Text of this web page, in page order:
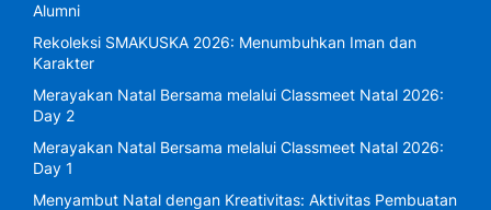
Alumni
Rekoleksi SMAKUSKA 2026: Menumbuhkan Iman dan
Karakter
Merayakan Natal Bersama melalui Classmeet Natal 2026:
Day 2
Merayakan Natal Bersama melalui Classmeet Natal 2026:
Day 1
Menyambut Natal dengan Kreativitas: Aktivitas Pembuatan